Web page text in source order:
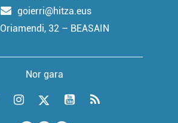
goierri@hitza.eus
Oriamendi, 32 – BEASAIN
Nor gara